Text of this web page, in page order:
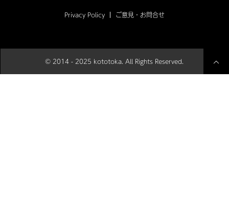
Privacy Policy ご意見・お問合せ
© 2014 - 2025 kototoka. All Rights Reserved.